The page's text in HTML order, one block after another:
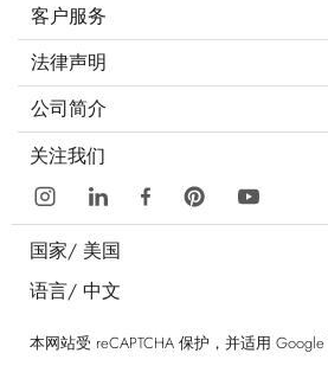
客户服务
法律声明
公司简介
关注我们
国家/ 美国
语言/ 中文
本网站受 reCAPTCHA 保护，并适用 Google